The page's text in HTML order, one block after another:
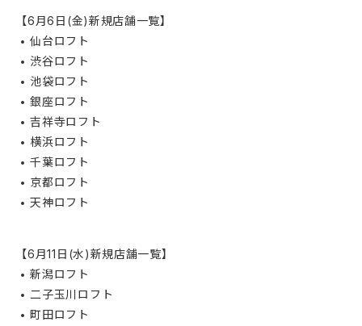
【6月6日(金)新規店舗一覧】
仙台ロフト
渋谷ロフト
池袋ロフト
銀座ロフト
吉祥寺ロフト
横浜ロフト
千葉ロフト
京都ロフト
天神ロフト
【6月11日(水)新規店舗一覧】
新潟ロフト
二子玉川ロフト
町田ロフト